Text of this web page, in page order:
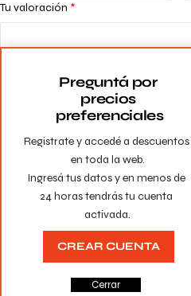
Tu valoración *
Guarda mi nombre, correo
la próxima vez que comente.
Productos
Registrate y accedé a descuentos
en toda la web.
Ingresá tus datos y en menos de
24 horas tendrás tu cuenta
activada.
Preguntá por
precios
preferenciales
CREAR CUENTA
Cerrar